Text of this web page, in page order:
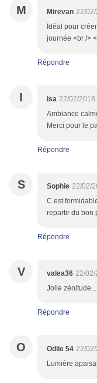
M Mirevan 22/
Idéal pour
journée <br />
Répondre
I isa 22/02/2018
Ambiance
Merci pour le
Répondre
S Sophie 22/02/
C est
repartir du bon
Répondre
V valea36 22/02/
Jolie zénitude...
Répondre
O Odile 54 22/
Lumière